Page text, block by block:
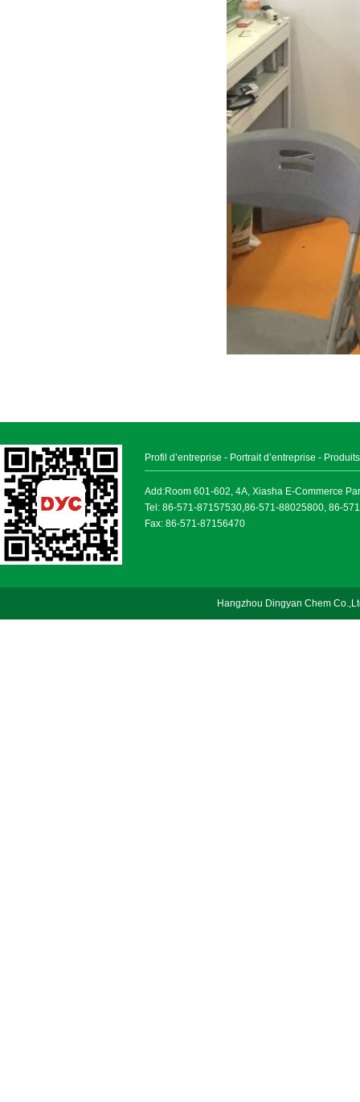
Profil d’entreprise - Portrait d’entreprise - Produits
Add:Room 601-602, 4A, Xiasha E-Commerce
Tel: 86-571-87157530,86-571-88025800, 86-
Fax: 86-571-87156470
Hangzhou Dingyan Chem